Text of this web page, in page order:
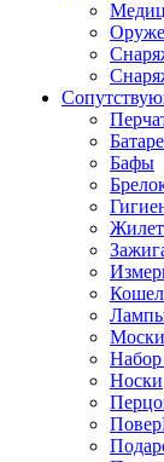
Бафы
Набор
Носки